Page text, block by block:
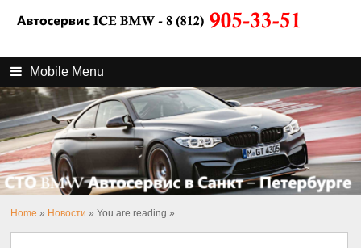
Mobile Menu
Home » Новости » You are reading »